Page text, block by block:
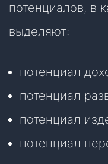
потенциалов, в
выделяют:
потенциал
потенциал
потенциал
потенциал